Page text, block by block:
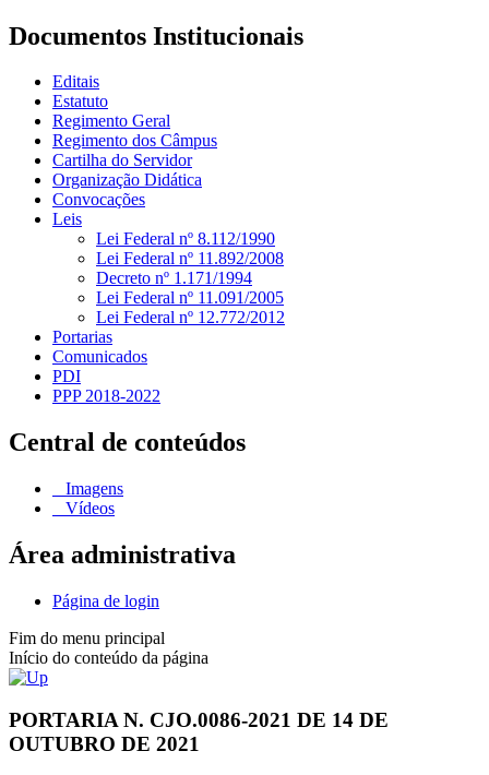
Documentos Institucionais
Editais
Estatuto
Regimento Geral
Regimento dos Câmpus
Cartilha do Servidor
Organização Didática
Convocações
Leis
Lei Federal nº 8.112/1990
Lei Federal nº 11.892/2008
Decreto nº 1.171/1994
Lei Federal nº 11.091/2005
Lei Federal nº 12.772/2012
Portarias
Comunicados
PDI
PPP 2018-2022
Central de conteúdos
Imagens
Vídeos
Área administrativa
Página de login
Fim do menu principal
Início do conteúdo da página
PORTARIA N. CJO.0086-2021 DE 14 DE
OUTUBRO DE 2021